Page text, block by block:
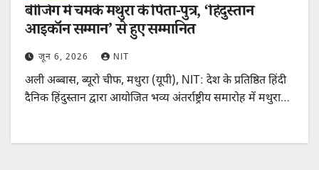
बीजिंग में चमके मथुरा के पिता-पुत्र, ‘हिंदुस्तान
आइकॉन सम्मान’ से हुए सम्मानित
जून 6, 2026 NIT
अली अब्बास, ब्यूरो चीफ, मथुरा (यूपी), NIT: देश के प्रतिष्ठित हिंदी
दैनिक हिंदुस्तान द्वारा आयोजित भव्य अंतर्राष्ट्रीय समारोह में मथुरा…